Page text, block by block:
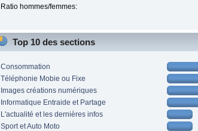
Ratio hommes/femmes:
Top 10 des sections
Consommation
Téléphonie Mobie ou Fixe
Images créations numériques
Informatique Entraide et Partage
L'actualité et les dernières infos
Sport et Auto Moto